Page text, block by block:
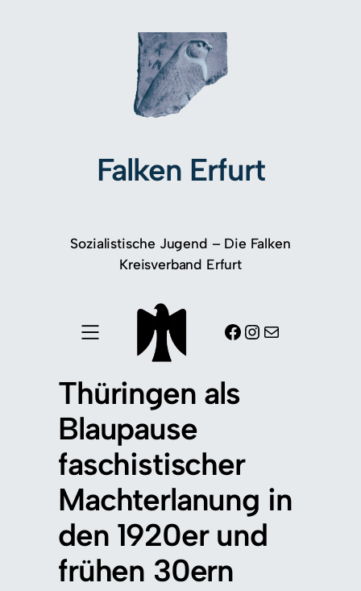
Falken Erfurt
Sozialistische Jugend – Die Falken
Kreisverband Erfurt
Facebook Instagram E-Mail
Thüringen als
Blaupause
faschistischer
Machterlanung in
den 1920er und
frühen 30ern